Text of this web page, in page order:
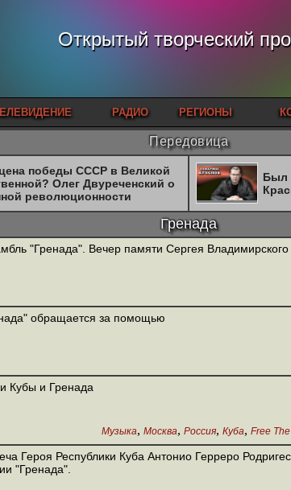
Открытый творческий
РАДИО РЕГИОНЫ
Передовица
победы СССР в Великой
Олег Двуреченский о
революционности
Был
Гренада
"Гренада". Вечер памяти Сергея Владимирского
обращается за помощью
Кубы и Гренада
Музыка, Москва, Россия, Куба, Free
Героя Республики Куба Антонио Герреро
"Гренада".